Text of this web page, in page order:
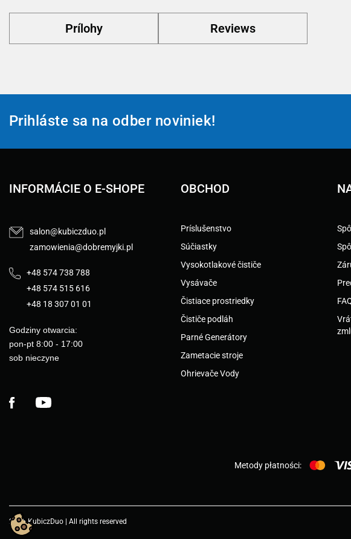
Prílohy Reviews
Prihláste sa na odber noviniek!
INFORMÁCIE O E-SHOPE
salon@kubiczduo.pl
zamowienia@dobremyjki.pl
+48 574 738 788
+48 574 515 616
+48 18 307 01 01
Godziny otwarcia:
pon-pt 8:00 - 17:00
sob nieczyne
OBCHOD
Príslušenstvo
Súčiastky
Vysokotlakové čističe
Vysávače
Čistiace prostriedky
Čističe podláh
Parné Generátory
Zametacie stroje
Ohrievače Vody
Facebook
Metody płatności:
2026 KubiczDuo | All rights reserved